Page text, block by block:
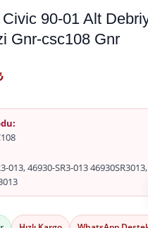
90-01 Alt
Gnr-csc108 Gnr
013, 46930-SR3-013 46930SR3013,